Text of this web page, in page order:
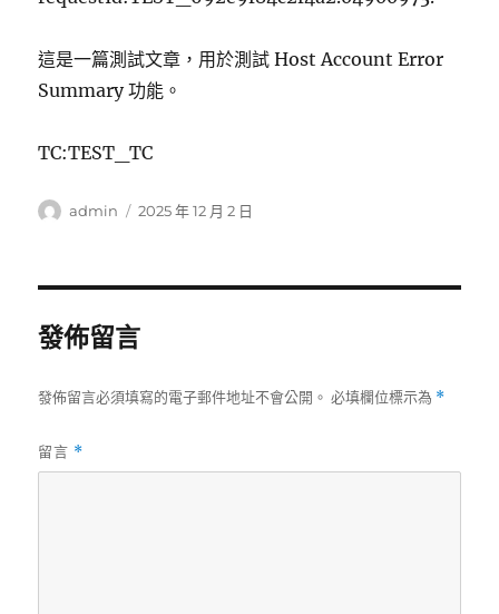
這是一篇測試文章，用於測試 Host Account Error
Summary 功能。
TC:TEST_TC
作
admin
發
2025 年 12 月 2 日
發佈留言
發佈留言必須填寫的電子郵件地址不會公開。 必填欄位標示為 *
留言 *